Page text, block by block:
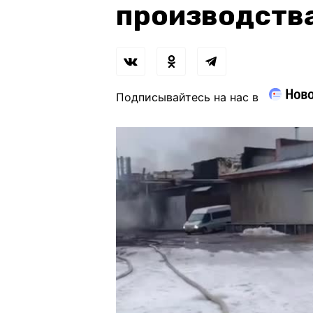
Подписывайтесь на нас в